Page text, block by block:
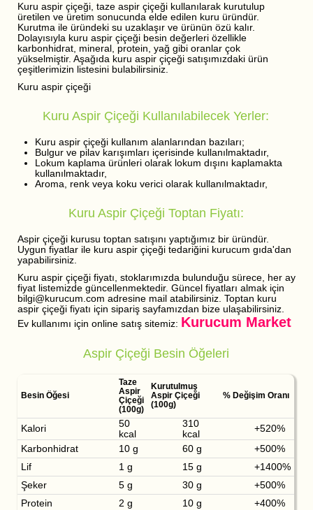
Kuru aspir çiçeği, taze aspir çiçeği kullanılarak kurutulup
üretilen ve üretim sonucunda elde edilen kuru üründür.
Kurutma ile üründeki su uzaklaşır ve ürünün özü kalır.
Dolayısıyla kuru aspir çiçeği besin değerleri özellikle
karbonhidrat, mineral, protein, yağ gibi oranlar çok
yükselmiştir. Aşağıda kuru aspir çiçeği satışımızdaki ürün
çeşitlerimizin listesini bulabilirsiniz.
Kuru aspir çiçeği
Kuru Aspir Çiçeği Kullanılabilecek Yerler:
Kuru aspir çiçeği kullanım alanlarından bazıları;
Bulgur ve pilav karışımları içerisinde kullanılmaktadır,
Lokum kaplama ürünleri olarak lokum dışını kaplamakta
kullanılmaktadır,
Aroma, renk veya koku verici olarak kullanılmaktadır,
Kuru Aspir Çiçeği Toptan Fiyatı:
Aspir çiçeği kurusu toptan satışını yaptığımız bir üründür.
Uygun fiyatlar ile kuru aspir çiçeği tedariğini kurucum gıda'dan
yapabilirsiniz.
Kuru aspir çiçeği fiyatı, stoklarımızda bulunduğu sürece, her ay
fiyat listemizde güncellenmektedir. Güncel fiyatları almak için
bilgi@kurucum.com adresine mail atabilirsiniz. Toptan kuru
aspir çiçeği fiyatı için sipariş sayfamızdan bize ulaşabilirsiniz.
Ev kullanımı için online satış sitemiz: Kurucum Market
Aspir Çiçeği Besin Öğeleri
Besin Öğesi
Taze
Aspir
Çiçeği
(100g)
Kurutulmuş
Aspir Çiçeği
(100g)
% Değişim Oranı
Kalori
50
kcal
310
kcal
+520%
Karbonhidrat
10 g 60 g
+500%
Lif
1 g 15 g
+1400%
Şeker
5 g 30 g
+500%
Protein
2 g 10 g
+400%